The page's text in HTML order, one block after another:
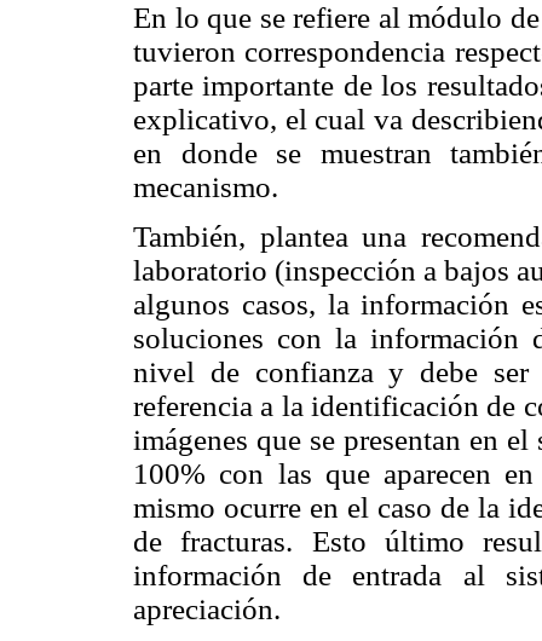
En lo que se refiere al módulo
tuvieron correspondencia
parte importante de los
explicativo, el cual va
en donde se muestran
mecanismo.
También, plantea una
laboratorio (inspección a bajos
algunos casos, la información
soluciones con la información
nivel de confianza y debe
referencia a la identificación de
imágenes que se presentan en
100% con las que aparecen
mismo ocurre en el caso de la
de fracturas. Esto último
información de entrada al
apreciación.